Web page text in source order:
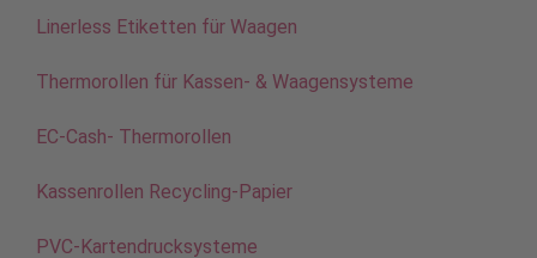
Linerless Etiketten für Waagen
Thermorollen für Kassen- & Waagensysteme
EC-Cash- Thermorollen
Kassenrollen Recycling-Papier
PVC-Kartendrucksysteme